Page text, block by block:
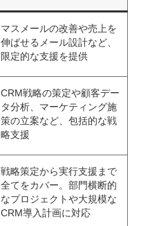
マスメールの改善や売上を
伸ばせるメール設計など、
限定的な支援を提供
CRM戦略の策定や顧客デー
タ分析、マーケティング施
策の立案など、包括的な戦
略支援
戦略策定から実行支援まで
全てをカバー。部門横断的
なプロジェクトや大規模な
CRM導入計画に対応